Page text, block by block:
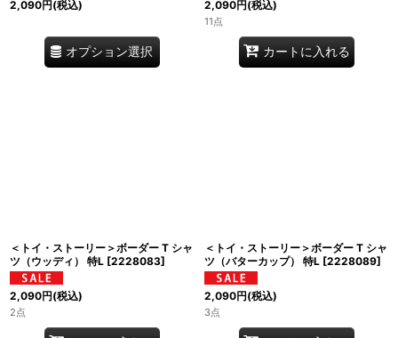
2,090円(税込)
オプション選択
2,090円(税込)
11点
カートに入れる
＜トイ・ストーリー＞ボーダー T シャ
ツ（ウッディ） 特L [2228083]
2,090円(税込)
2点
＜トイ・ストーリー＞ボーダー T シャ
ツ（バターカップ） 特L [2228089]
2,090円(税込)
3点